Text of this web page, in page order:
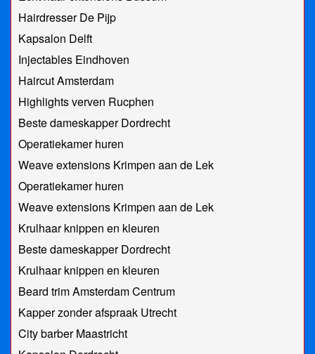
Hairdresser De Pijp
Kapsalon Delft
Injectables Eindhoven
Haircut Amsterdam
Highlights verven Rucphen
Beste dameskapper Dordrecht
Operatiekamer huren
Weave extensions Krimpen aan de Lek
Operatiekamer huren
Weave extensions Krimpen aan de Lek
Krulhaar knippen en kleuren
Beste dameskapper Dordrecht
Krulhaar knippen en kleuren
Beard trim Amsterdam Centrum
Kapper zonder afspraak Utrecht
City barber Maastricht